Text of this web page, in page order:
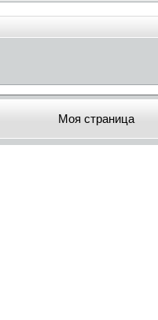
Моя страница